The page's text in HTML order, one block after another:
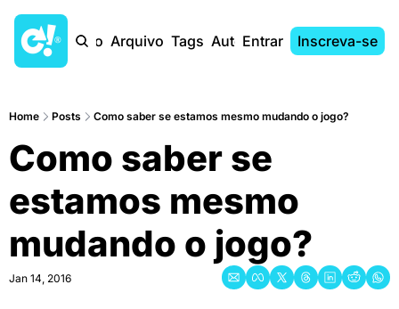
Início Arquivo Tags AutoresEntrar Inscreva-se
Home Posts Como saber se estamos mesmo mudando o jogo?
Como saber se
estamos mesmo
mudando o jogo?
Jan 14, 2016